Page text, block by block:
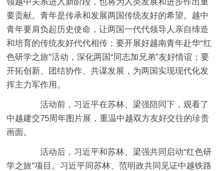
要贡献。青年是传承和发展两国传统友好的希望。越中
青年要肩负起历史使命，让两国一代代领导人亲自缔造
和培育的传统友好代代相传；要开展好越南青年赴华“红
色研学之旅”活动，深化两国“同志加兄弟”友好情谊；要
开拓创新、团结协作、共谋发展，为两国实现现代化发
挥主力军作用。
活动前，习近平在苏林、梁强陪同下，观看了
中越建交75周年图片展，重温中越双方友好交往的珍贵
画面。
活动后，习近平和苏林、梁强共同启动“红色研
学之旅”项目。习近平同苏林、范明政共同见证中越铁路